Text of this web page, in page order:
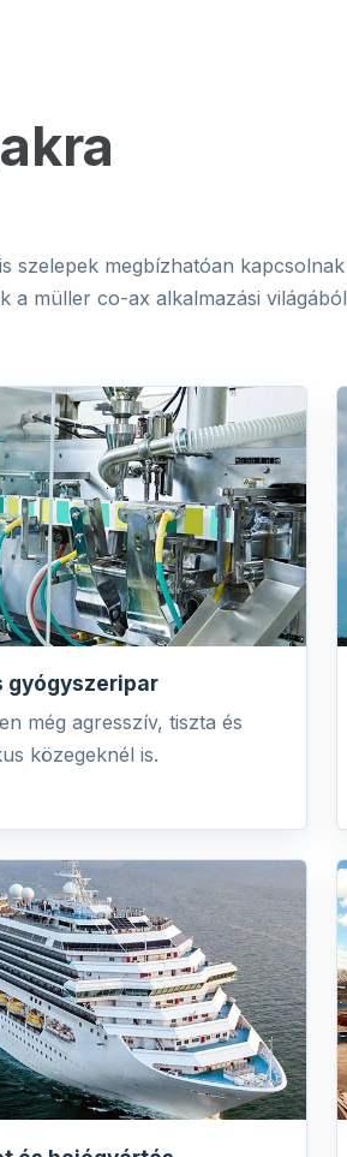
szelepek megbízhatóan kapcsolnak
a müller co-ax alkalmazási világából
gyógyszeripar
még agresszív, tiszta és
közegeknél is.